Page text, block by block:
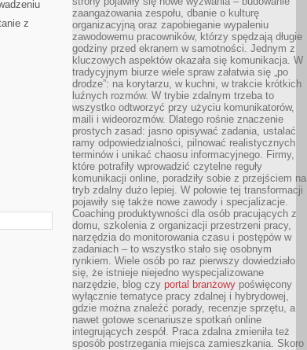
z
zaangażowania zespołu, dbanie o kulturę
organizacyjną oraz zapobieganie wypaleniu
zawodowemu pracowników, którzy spędzają długie
godziny przed ekranem w samotności. Jednym z
kluczowych aspektów okazała się komunikacja. W
tradycyjnym biurze wiele spraw załatwia się „po
drodze”: na korytarzu, w kuchni, w trakcie krótkich
luźnych rozmów. W trybie zdalnym trzeba to
wszystko odtworzyć przy użyciu komunikatorów,
maili i wideorozmów. Dlatego rośnie znaczenie
prostych zasad: jasno opisywać zadania, ustalać
ramy odpowiedzialności, pilnować realistycznych
terminów i unikać chaosu informacyjnego. Firmy,
które potrafiły wprowadzić czytelne reguły
komunikacji online, poradziły sobie z przejściem na
tryb zdalny dużo lepiej. W połowie tej transformacji
pojawiły się także nowe zawody i specjalizacje.
Coaching produktywności dla osób pracujących z
domu, szkolenia z organizacji przestrzeni pracy,
narzędzia do monitorowania czasu i postępów w
zadaniach – to wszystko stało się osobnym
rynkiem. Wiele osób po raz pierwszy dowiedziało
się, że istnieje niejedno wyspecjalizowane
narzędzie, blog czy portal branżowy poświęcony
wyłącznie tematyce pracy zdalnej i hybrydowej,
gdzie można znaleźć porady, recenzje sprzętu, a
nawet gotowe scenariusze spotkań online
integrujących zespół. Praca zdalna zmieniła też
sposób postrzegania miejsca zamieszkania. Skoro